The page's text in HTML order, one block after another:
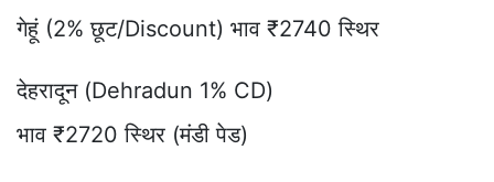
गेहूं (2% छूट/Discount) भाव ₹2740 स्थिर
देहरादून (Dehradun 1% CD)
भाव ₹2720 स्थिर (मंडी पेड)